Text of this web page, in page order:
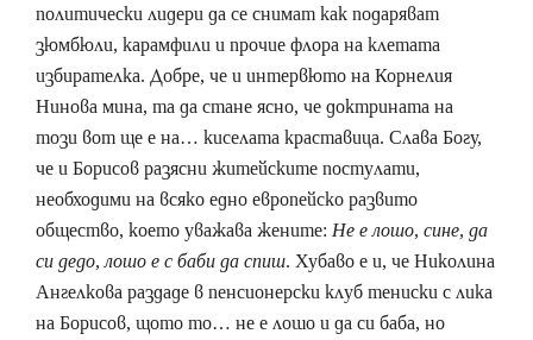
политически лидери да се снимат как подаряват
зюмбюли, карамфили и прочие флора на клетата
избирателка. Добре, че и интервюто на Корнелия
Нинова мина, та да стане ясно, че доктрината на
този вот ще е на… киселата краставица. Слава Богу,
че и Борисов разясни житейските постулати,
необходими на всяко едно европейско развито
общество, което уважава жените: Не е лошо, сине, да
си дедо, лошо е с баби да спиш. Хубаво е и, че Николина
Ангелкова раздаде в пенсионерски клуб тениски с лика
на Борисов, щото то… не е лошо и да си баба, но